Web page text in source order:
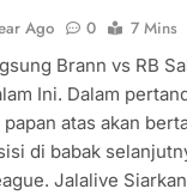
Ago 0
7 Mins
Brann vs RB
Ini. Dalam
atas akan
di babak
Jalalive